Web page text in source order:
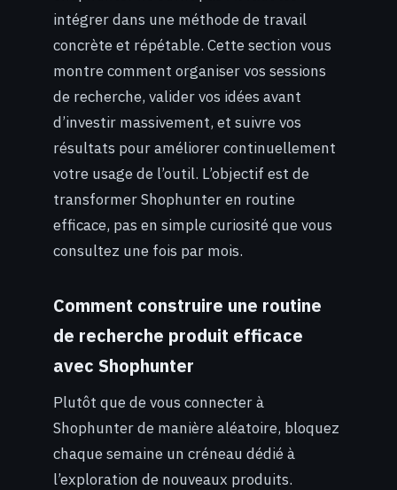
intégrer dans une méthode de travail
concrète et répétable. Cette section vous
montre comment organiser vos sessions
de recherche, valider vos idées avant
d’investir massivement, et suivre vos
résultats pour améliorer continuellement
votre usage de l’outil. L’objectif est de
transformer Shophunter en routine
efficace, pas en simple curiosité que vous
consultez une fois par mois.
Comment construire une routine
de recherche produit efficace
avec Shophunter
Plutôt que de vous connecter à
Shophunter de manière aléatoire, bloquez
chaque semaine un créneau dédié à
l’exploration de nouveaux produits.